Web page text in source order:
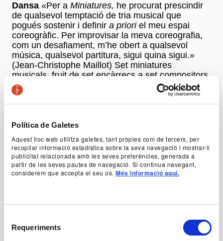
Política de Galetes
Aquest lloc web utilitza galetes, tant pròpies com de tercers, per
recopilar informació estadística sobre la seva navegació i mostrar-li
publicitat relacionada amb les seves preferències, generada a
partir de les seves pautes de navegació. Si continua navegant,
considerem que accepta el seu ús. Més informació aquí.
Requeriments
Dansa «Per a Miniatures, he procurat prescindir
de qualsevol temptació de tria musical que
pogués sostenir i definir a prioriel meu espai
coreogràfic. Per improvisar la meva coreografia,
com un desafiament, m’he obert a qualsevol
música, qualsevol partitura, sigui quina sigui.»
(Jean-Christophe Maillot) Set miniatures
musicals, fruit de set encàrrecs a set compositors,
que s’articulen al voltant d’un sol conjunt
coreogràfic. Després de l’èxit de
Roméo et
Juliette(temporada 2001/2002),Jean-Christophe
creació coreogràfica que l’acosta a la figura
històrica de Serge Diaghilev, a qui vol retre
homenatge.
Autoria